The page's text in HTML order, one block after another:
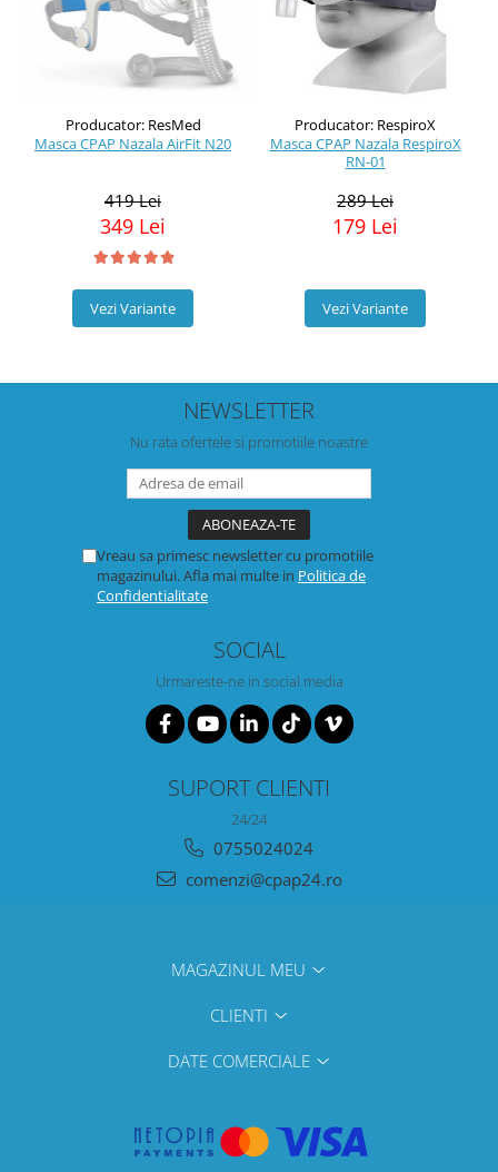
Producator: ResMed
Masca CPAP Nazala AirFit N20
419 Lei
349 Lei
Vezi Variante
Producator: RespiroX
Masca CPAP Nazala RespiroX
RN-01
289 Lei
179 Lei
Vezi Variante
NEWSLETTER
Nu rata ofertele si promotiile noastre
Vreau sa primesc newsletter cu promotiile
magazinului. Afla mai multe in Politica de
Confidentialitate
SOCIAL
Urmareste-ne in social media
SUPORT CLIENTI
24/24
0755024024
comenzi@cpap24.ro
MAGAZINUL MEU
CLIENTI
DATE COMERCIALE